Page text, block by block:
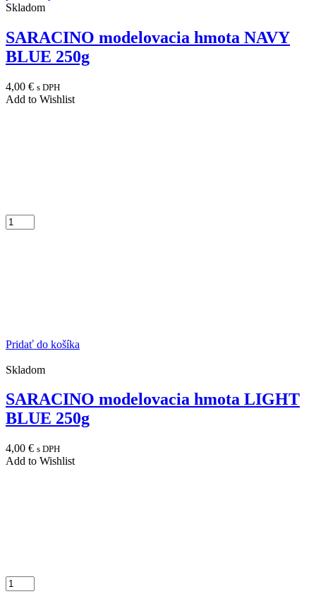
Skladom
SARACINO modelovacia hmota NAVY
BLUE 250g
4,00 € s DPH
Add to Wishlist
Pridať do košíka
Skladom
SARACINO modelovacia hmota LIGHT
BLUE 250g
4,00 € s DPH
Add to Wishlist